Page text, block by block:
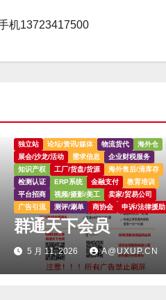
机13723417500
独立站 论坛/资讯/媒体 物流货代
海外仓
展会/沙龙/活动
需求信息
企业财税服务
知识产权
工厂/货盘/货源
海外售后/清库存
检测认证
ERP系统 金融支付
教育培训
平台招商
视频/摄影/美工
卖家/贸易公司
广告引流
测评/涮单 商协会 申诉/法律援助
群通天下会员
5 月 11, 2026 A@UXUP.CN